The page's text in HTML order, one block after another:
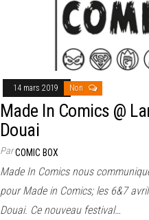
14 mars 2019 Non
Made In Comics @
Douai
ParCOMIC BOX
Made In Comics nous
pour Made in Comics; les 6&7
Douai. Ce nouveau festival…